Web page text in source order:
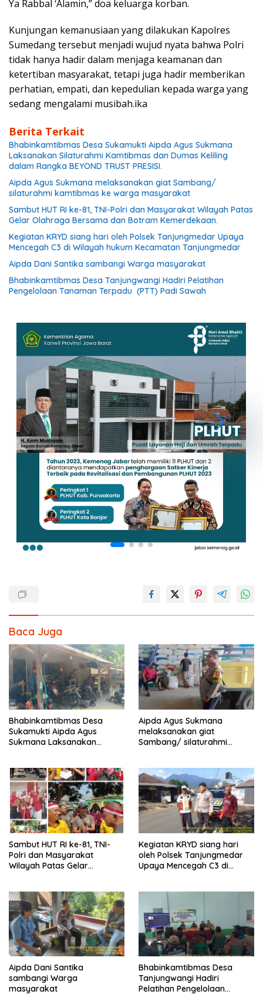
Ya Rabbal ‘Alamin,” doa keluarga korban.
Kunjungan kemanusiaan yang dilakukan Kapolres
Sumedang tersebut menjadi wujud nyata bahwa Polri
tidak hanya hadir dalam menjaga keamanan dan
ketertiban masyarakat, tetapi juga hadir memberikan
perhatian, empati, dan kepedulian kepada warga yang
sedang mengalami musibah.ika
Berita Terkait
Bhabinkamtibmas Desa Sukamukti Aipda Agus Sukmana
Laksanakan Silaturahmi Kamtibmas dan Dumas Keliling
dalam Rangka BEYOND TRUST PRESISI.
Aipda Agus Sukmana melaksanakan giat Sambang/
silaturahmi kamtibmas ke warga masyarakat
Sambut HUT RI ke-81, TNI-Polri dan Masyarakat Wilayah Patas
Gelar Olahraga Bersama dan Botram Kemerdekaan.
Kegiatan KRYD siang hari oleh Polsek Tanjungmedar Upaya
Mencegah C3 di Wilayah hukum Kecamatan Tanjungmedar
Aipda Dani Santika sambangi Warga masyarakat
Bhabinkamtibmas Desa Tanjungwangi Hadiri Pelatihan
Pengelolaan Tanaman Terpadu (PTT) Padi Sawah
Baca Juga
Bhabinkamtibmas Desa
Sukamukti Aipda Agus
Sukmana Laksanakan
Rangka BEYOND TRUST
PRESISI.
Aipda Agus Sukmana
melaksanakan giat
Sambang/ silaturahmi
Sambut HUT RI ke-81, TNI-
Polri dan Masyarakat
Wilayah Patas Gelar
Kegiatan KRYD siang hari
oleh Polsek Tanjungmedar
Upaya Mencegah C3 di
Aipda Dani Santika
sambangi Warga
masyarakat
Bhabinkamtibmas Desa
Tanjungwangi Hadiri
Pelatihan Pengelolaan